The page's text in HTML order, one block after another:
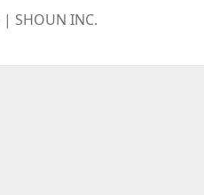
| SHOUN INC.